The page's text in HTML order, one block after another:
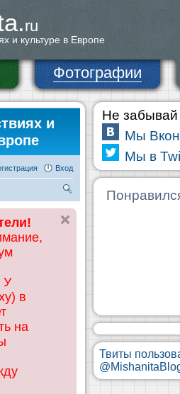
ru
и культуре в Европе
Фотографии
и
Вход
ск
У
в
на
Не забывай
Мы
Мы в
Твиты